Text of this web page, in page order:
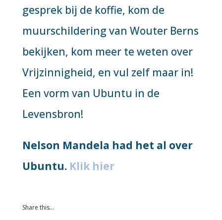
gesprek bij de koffie, kom de
muurschildering van Wouter Berns
bekijken, kom meer te weten over
Vrijzinnigheid, en vul zelf maar in!
Een vorm van Ubuntu in de
Levensbron!
Nelson Mandela had het al over
Ubuntu. Klik hier
Share this…